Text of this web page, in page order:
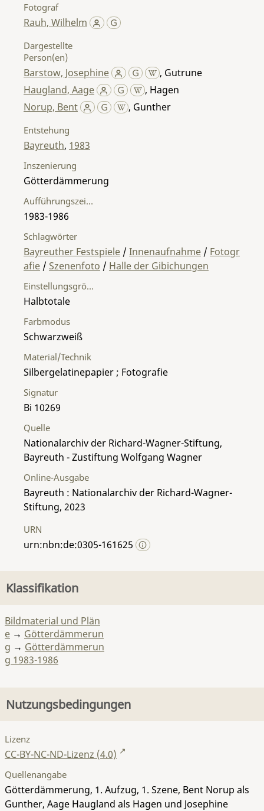
Fotograf
Rauh, Wilhelm
Dargestellte
Person(en)
Barstow, Josephine , Gutrune
Haugland, Aage
, Hagen
Norup, Bent
, Gunther
Entstehung
Bayreuth, 1983
Material/Technik
Silbergelatinepapier ; Fotografie
Einstellungsgröße
Halbtotale
Farbmodus
Schwarzweiß
Inszenierung
Götterdämmerung
Aufführungszeitraum
1983-1986
Signatur
Bi 10269
Quelle
Nationalarchiv der Richard-Wagner-Stiftung,
Bayreuth - Zustiftung Wolfgang Wagner
Schlagwörter
Bayreuther Festspiele / Innenaufnahme / Fotogr
afie / Szenenfoto / Halle der Gibichungen
Online-Ausgabe
Bayreuth : Nationalarchiv der Richard-Wagner-
Stiftung, 2023
URN
urn:nbn:de:0305-161625
Klassifikation
Bildmaterial und Plän
e → Götterdämmerun
g → Götterdämmerun
g 1983-1986
Nutzungsbedingungen
Lizenz
CC-BY-NC-ND-Lizenz (4.0)
Quellenangabe
Götterdämmerung, 1. Aufzug, 1. Szene, Bent Norup als
Gunther, Aage Haugland als Hagen und Josephine